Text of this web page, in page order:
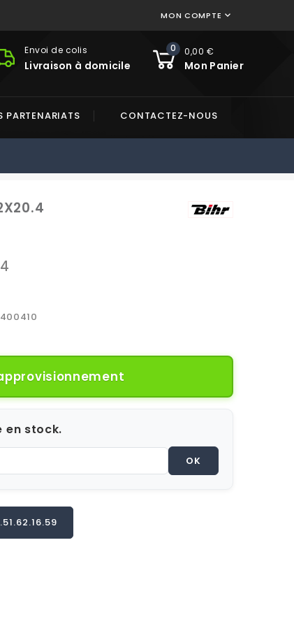
MON COMPTE 
0 0,00 €
Mon Panier
Envoi de colis
Livraison à domicile
PARTENARIATS CONTACTEZ-NOUS
en stock.
OK